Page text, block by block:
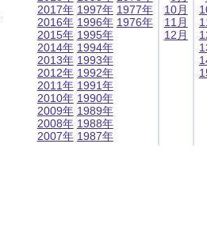
2017年
2016年
2015年
2014年
2013年
2012年
2011年
2010年
2009年
2008年
2007年
1997年
1996年
1995年
1994年
1993年
1992年
1991年
1990年
1989年
1988年
1987年
1977年
1976年
10月
11月
12月